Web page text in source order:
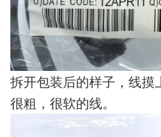
拆开包装后的样子，线摸
很粗，很软的线。